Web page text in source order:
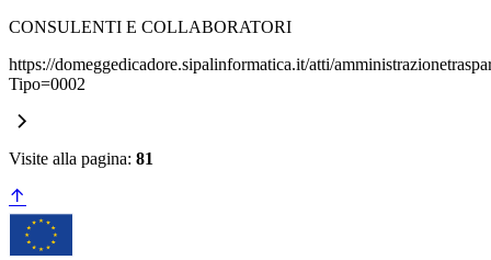
CONSULENTI E COLLABORATORI
https://domeggedicadore.sipalinformatica.it/atti/
Tipo=0002
Visite alla pagina: 81